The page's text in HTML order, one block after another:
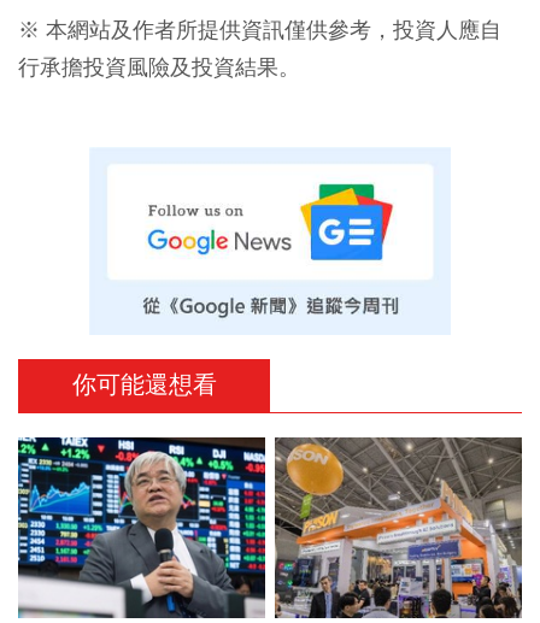
※ 本網站及作者所提供資訊僅供參考，投資人應自
行承擔投資風險及投資結果。
你可能還想看